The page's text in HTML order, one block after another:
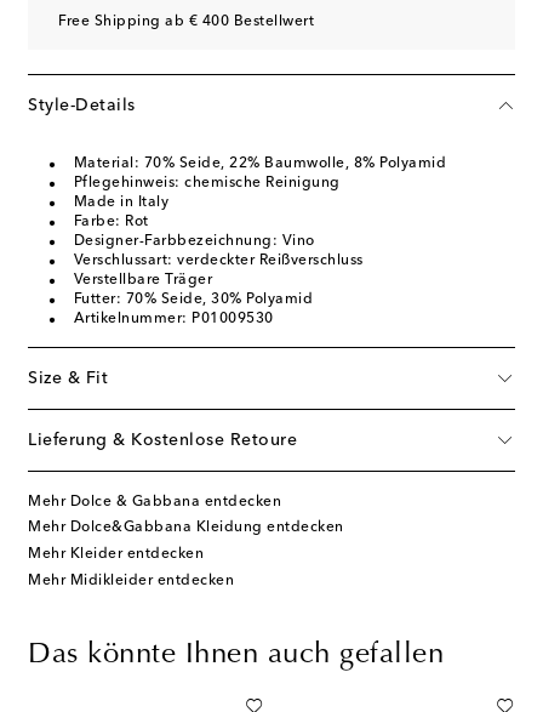
Free Shipping ab € 400 Bestellwert
Style-Details
Material: 70% Seide, 22% Baumwolle, 8% Polyamid
Pflegehinweis: chemische Reinigung
Made in Italy
Farbe: Rot
Designer-Farbbezeichnung: Vino
Verschlussart: verdeckter Reißverschluss
Verstellbare Träger
Futter: 70% Seide, 30% Polyamid
Artikelnummer: P01009530
Size & Fit
Lieferung & Kostenlose Retoure
Mehr Dolce & Gabbana entdecken
Mehr Dolce&Gabbana Kleidung entdecken
Mehr Kleider entdecken
Mehr Midikleider entdecken
Das könnte Ihnen auch gefallen